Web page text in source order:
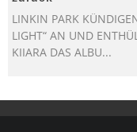
LINKIN PARK
LIGHT“ AN UND
KIIARA DAS ALBU...